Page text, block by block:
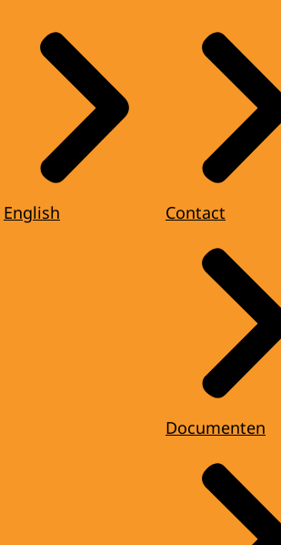
English Contact
Documenten